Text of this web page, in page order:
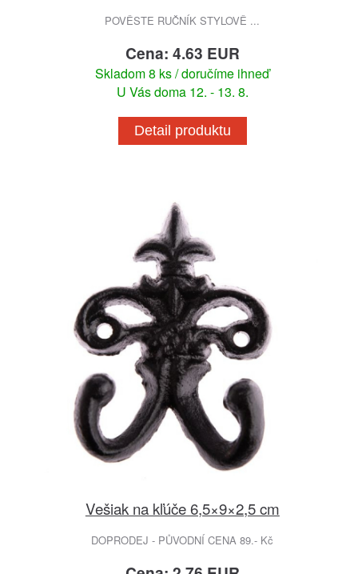
POVĚSTE RUČNÍK STYLOVĚ ...
Cena: 4.63 EUR
Skladom 8 ks / doručíme ihneď
U Vás doma 12. - 13. 8.
Detail produktu
Vešiak na kľúče 6,5×9×2,5 cm
DOPRODEJ - PŮVODNÍ CENA 89.- Kč